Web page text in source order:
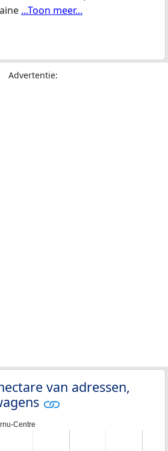
...Toon meer...
Advertentie:
van adressen,
Centre